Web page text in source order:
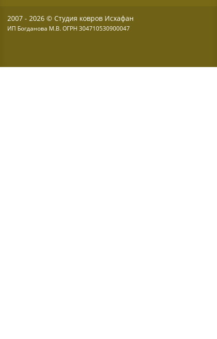
2007 - 2026 © Студия ковров Исхафан
ИП Богданова М.В. ОГРН 304710530900047